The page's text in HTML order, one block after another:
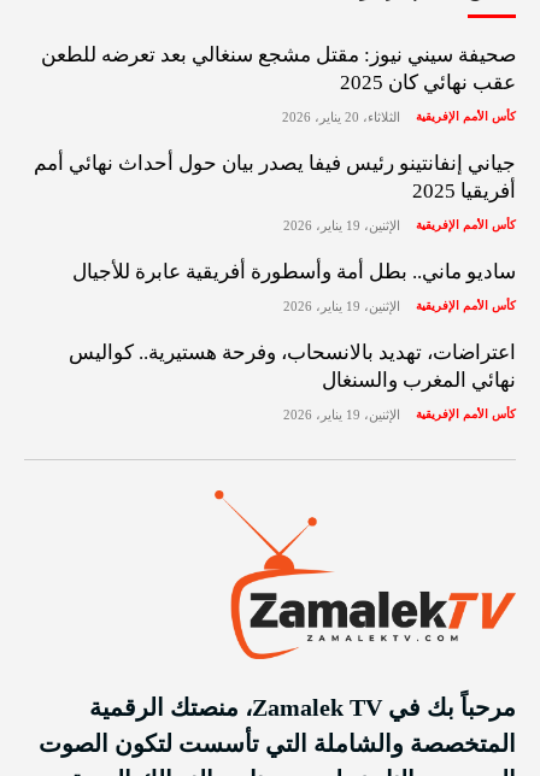
صحيفة سيني نيوز: مقتل مشجع سنغالي بعد تعرضه للطعن
عقب نهائي كان 2025
كأس الأمم الإفريقية الثلاثاء، 20 يناير، 2026
جياني إنفانتينو رئيس فيفا يصدر بيان حول أحداث نهائي أمم
أفريقيا 2025
كأس الأمم الإفريقية الإثنين، 19 يناير، 2026
ساديو ماني.. بطل أمة وأسطورة أفريقية عابرة للأجيال
كأس الأمم الإفريقية الإثنين، 19 يناير، 2026
اعتراضات، تهديد بالانسحاب، وفرحة هستيرية.. كواليس
نهائي المغرب والسنغال
كأس الأمم الإفريقية الإثنين، 19 يناير، 2026
مرحباً بك في Zamalek TV، منصتك الرقمية
المتخصصة والشاملة التي تأسست لتكون الصوت